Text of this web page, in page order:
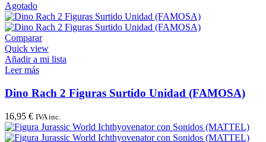
Agotado
Comparar
Quick view
Añadir a mi lista
Leer más
Dino Rach 2 Figuras Surtido Unidad (FAMOSA)
16,95 € IVA inc.